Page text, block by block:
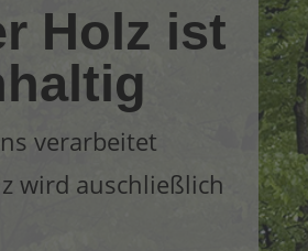
Holz ist
verarbeitet
wird auschließlich